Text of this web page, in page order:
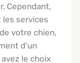
Cependant,
services
votre chien,
d’un
le choix